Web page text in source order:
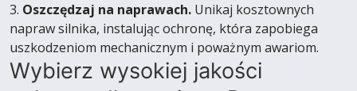
3. Oszczędzaj na naprawach. Unikaj kosztownych
napraw silnika, instalując ochronę, która zapobiega
uszkodzeniom mechanicznym i poważnym awariom.
Wybierz wysokiej jakości